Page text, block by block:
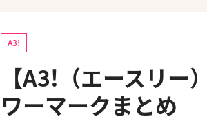
A3!
【A3!（エースリ
ワーマークまとめ